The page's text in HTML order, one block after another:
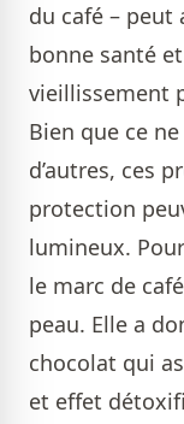
du café – peut
bonne santé
vieillissement
Bien que ce
d’autres, ces
protection
lumineux.
le marc de
peau. Elle a
chocolat qui
et effet